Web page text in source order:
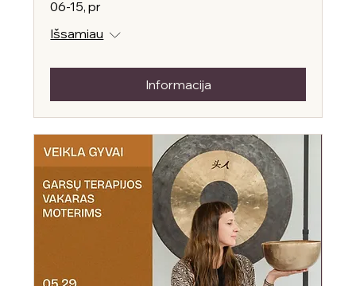
06-15, pr
Išsamiau
Informacija